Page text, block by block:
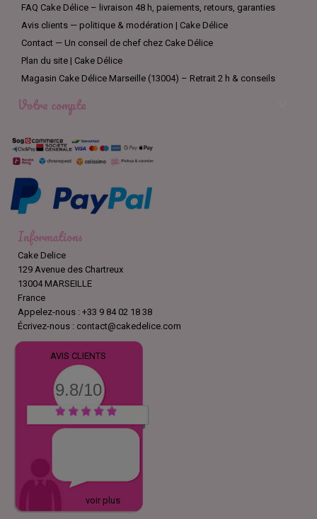
FAQ Cake Délice – livraison 48 h, paiements, retours, garanties
Avis clients — politique & modération | Cake Délice
Contact — Un conseil de chef chez Cake Délice
Plan du site | Cake Délice
Magasin Cake Délice Marseille (13004) – Retrait 2 h & conseils
Votre compte
Informations
Cake Delice
129 Avenue des Chartreux
13004 MARSEILLE
France
Appelez-nous : +33 9 84 02 18 38
Écrivez-nous : contact@cakedelice.com
AVIS CLIENTS
9.8/10
voir plus